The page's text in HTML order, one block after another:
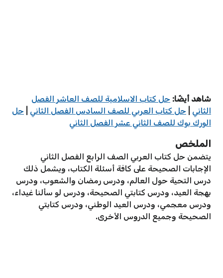
شاهد أيضًا: حل كتاب الاسلامية للصف العاشر الفصل
الثاني
حل كتاب العربي للصف السادس الفصل الثاني
حل
الورك بوك للصف الثاني عشر الفصل الثاني
الملخص
يتضمن حل كتاب العربي الصف الرابع الفصل الثاني
الإجابات الصحيحة على كافة أسئلة الكتاب، ويشمل ذلك
درس التحية حول العالم، ودرس رمضان والشعوب، ودرس
بهجة العيد، ودرس كتابتي الصحيحة، ودرس لو سألنا غيداء،
ودرس معجمي، ودرس العيد الوطني، ودرس كتابتي
الصحيحة وجميع الدروس الأخرى.